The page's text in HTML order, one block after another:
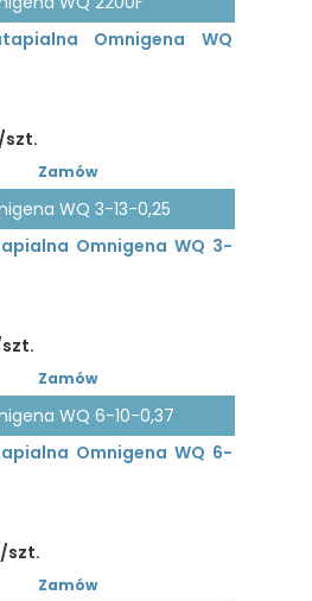
Omnigena WQ
szt.
Zamów
WQ 3-13-0,25
Omnigena WQ 3-
szt.
Zamów
WQ 6-10-0,37
Omnigena WQ 6-
/szt.
Zamów